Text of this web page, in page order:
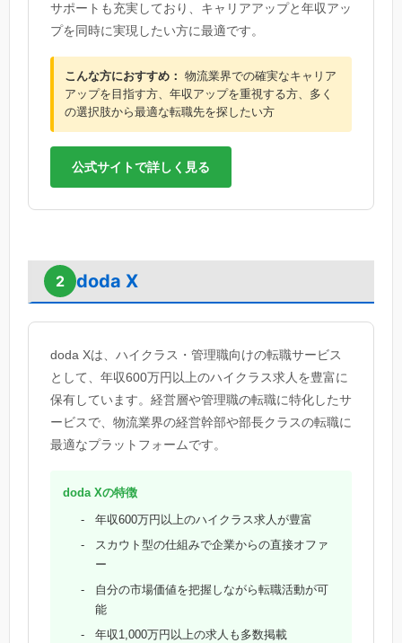
サポートも充実しており、キャリアアップと年収アッ
プを同時に実現したい方に最適です。
こんな方におすすめ： 物流業界での確実なキャリア
アップを目指す方、年収アップを重視する方、多く
の選択肢から最適な転職先を探したい方
公式サイトで詳しく見る
2 doda X
doda Xは、ハイクラス・管理職向けの転職サービス
として、年収600万円以上のハイクラス求人を豊富に
保有しています。経営層や管理職の転職に特化したサ
ービスで、物流業界の経営幹部や部長クラスの転職に
最適なプラットフォームです。
doda Xの特徴
年収600万円以上のハイクラス求人が豊富
スカウト型の仕組みで企業からの直接オファ
ー
自分の市場価値を把握しながら転職活動が可
能
年収1,000万円以上の求人も多数掲載